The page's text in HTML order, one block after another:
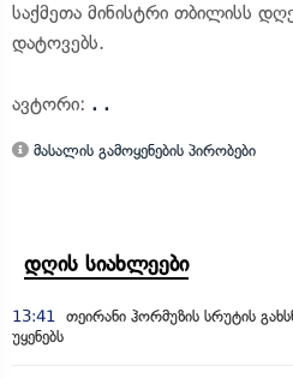
საქმეთა მინისტრი თბილისს
დატოვებს.
ავტორი: . .
მასალის გამოყენების პირობები
დღის სიახლეები
13:41 თეირანი ჰორმუზის სრუტის
უყენებს